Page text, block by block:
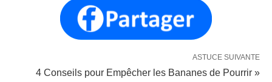
ASTUCE SUIVANTE
4 Conseils pour Empêcher les Bananes de Pourrir »